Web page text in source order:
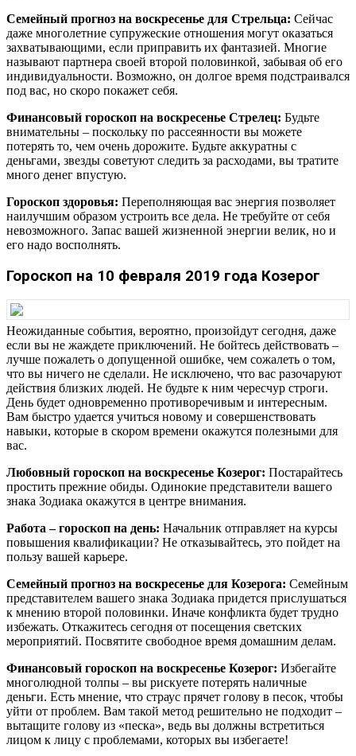
Семейный прогноз на воскресенье для Стрельца: Сейчас
даже многолетние супружеские отношения могут оказаться
захватывающими, если приправить их фантазией. Многие
называют партнера своей второй половинкой, забывая об его
индивидуальности. Возможно, он долгое время подстраивался
под вас, но скоро покажет себя.
Финансовый гороскоп на воскресенье Стрелец: Будьте
внимательны – поскольку по рассеянности вы можете
потерять то, чем очень дорожите. Будьте аккуратны с
деньгами, звезды советуют следить за расходами, вы тратите
много денег впустую.
Гороскоп здоровья: Переполняющая вас энергия позволяет
наилучшим образом устроить все дела. Не требуйте от себя
невозможного. Запас вашей жизненной энергии велик, но и
его надо восполнять.
Гороскоп на 10 февраля 2019 года Козерог
Неожиданные события, вероятно, произойдут сегодня, даже
если вы не жаждете приключений. Не бойтесь действовать –
лучше пожалеть о допущенной ошибке, чем сожалеть о том,
что вы ничего не сделали. Не исключено, что вас разочаруют
действия близких людей. Не будьте к ним чересчур строги.
День будет одновременно противоречивым и интересным.
Вам быстро удается учиться новому и совершенствовать
навыки, которые в скором времени окажутся полезными для
вас.
Любовный гороскоп на воскресенье Козерог: Постарайтесь
простить прежние обиды. Одинокие представители вашего
знака Зодиака окажутся в центре внимания.
Работа – гороскоп на день: Начальник отправляет на курсы
повышения квалификации? Не отказывайтесь, это пойдет на
пользу вашей карьере.
Семейный прогноз на воскресенье для Козерога: Семейным
представителем вашего знака Зодиака придется прислушаться
к мнению второй половинки. Иначе конфликта будет трудно
избежать. Откажитесь сегодня от посещения светских
мероприятий. Посвятите свободное время домашним делам.
Финансовый гороскоп на воскресенье Козерог: Избегайте
многолюдной толпы – вы рискуете потерять наличные
деньги. Есть мнение, что страус прячет голову в песок, чтобы
уйти от проблем. Вам такой метод решительно не подходит –
вытащите голову из «песка», ведь вы должны встретиться
лицом к лицу с проблемами, которых вы избегаете!